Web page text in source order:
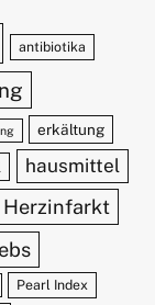
antibiotika
erkältung
hausmittel
Herzinfarkt
Pearl Index